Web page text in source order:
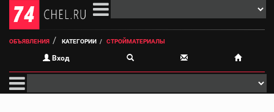
ОБЪЯВЛЕНИЯ КАТЕГОРИИ СТРОЙМАТЕРИАЛЫ
Вход